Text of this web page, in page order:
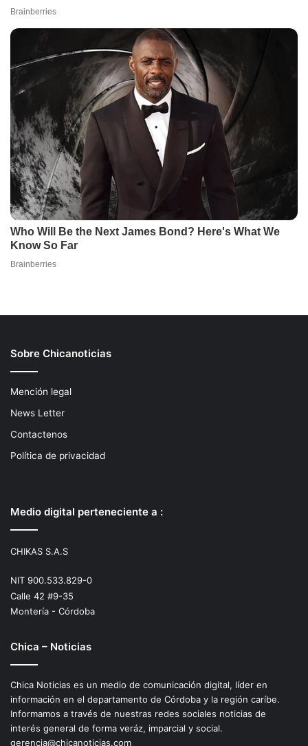
Sobre Chicanoticias
Mención legal
News Letter
Contactenos
Política de privacidad
Medio digital perteneciente a :
CHIKAS S.A.S
NIT 900.533.829-0
Calle 42 #9-35
Montería - Córdoba
Chica – Noticias
Chica Noticias es un medio de comunicación digital, líder en
información en el departamento de Córdoba y la región caríbe.
Informamos a través de nuestras redes sociales noticias de
interés general de forma veráz, imparcial y social.
gerencia@chicanoticias.com